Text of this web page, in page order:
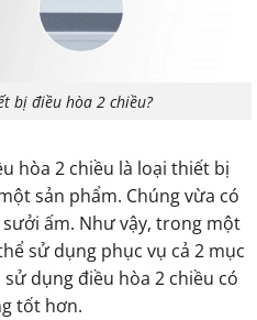
bị điều hòa 2 chiều?
hòa 2 chiều là loại thiết bị
sản phẩm. Chúng vừa có
ấm. Như vậy, trong một
sử dụng phục vụ cả 2 mục
dụng điều hòa 2 chiều có
tốt hơn.